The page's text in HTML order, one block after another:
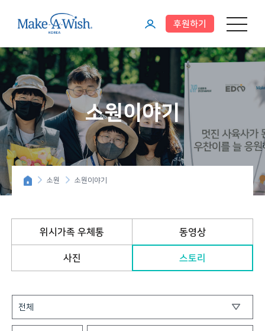
메뉴 열기
이
지
후원하기
소원이야기
소원 소원이야기
위시가족 우체통 동영상
사진 스토리